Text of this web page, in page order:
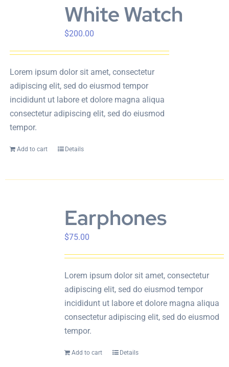
White Watch
$200.00
Lorem ipsum dolor sit amet, consectetur
adipiscing elit, sed do eiusmod tempor
incididunt ut labore et dolore magna aliqua
consectetur adipiscing elit, sed do eiusmod
tempor.
Add to cart Details
Earphones
$75.00
Lorem ipsum dolor sit amet, consectetur
adipiscing elit, sed do eiusmod tempor
incididunt ut labore et dolore magna aliqua
consectetur adipiscing elit, sed do eiusmod
tempor.
Add to cart Details